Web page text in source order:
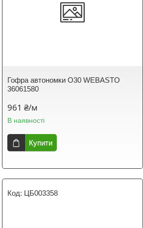
Гофра автономки O30 WEBASTO
36061580
961 ₴/м
В наявності
Купити
ЦБ003358